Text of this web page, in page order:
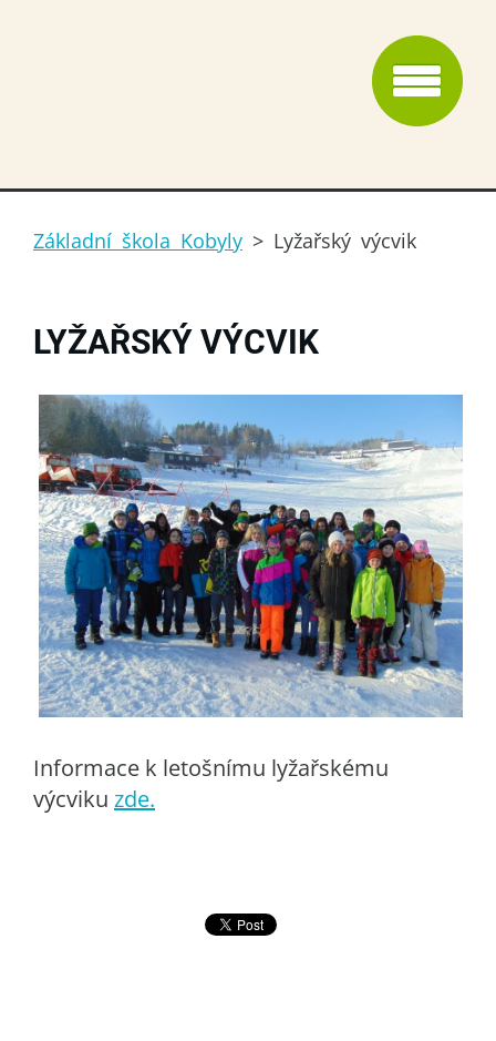
Základní škola Kobyly > Lyžařský výcvik
LYŽAŘSKÝ VÝCVIK
Informace k letošnímu lyžařskému
výcviku zde.